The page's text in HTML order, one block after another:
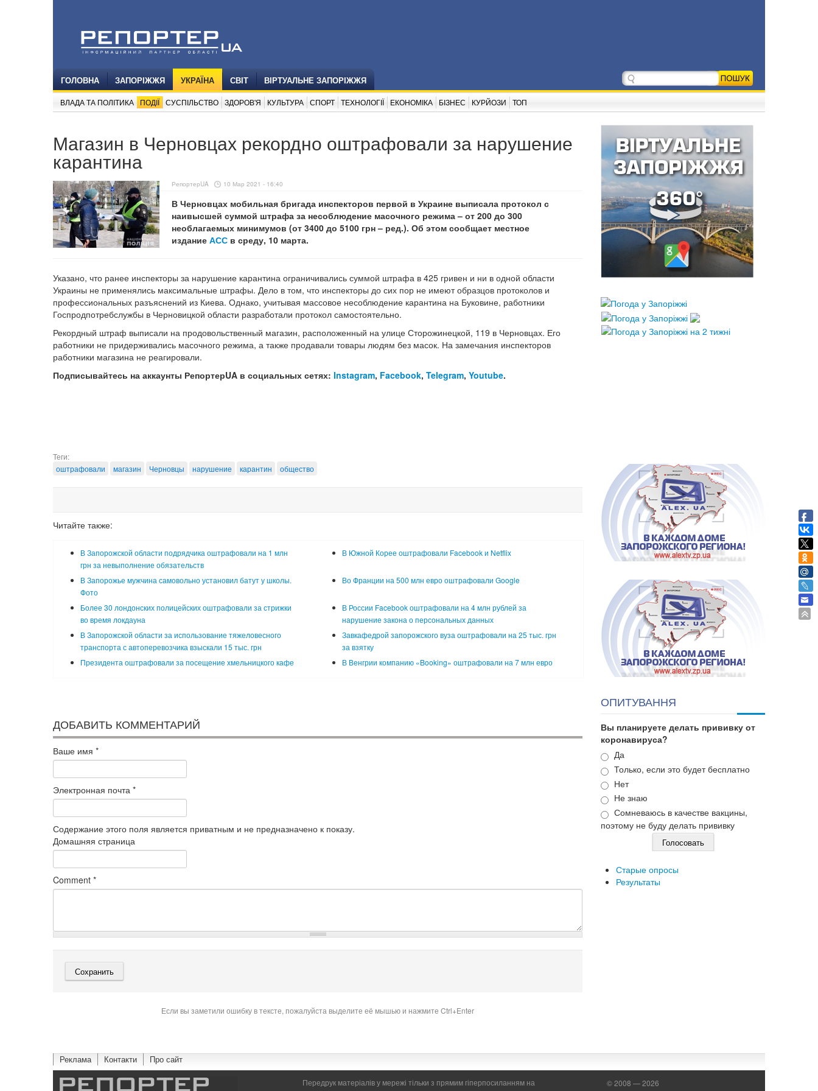
ГОЛОВНА ЗАПОРІЖЖЯ УКРАЇНА СВІТ ВІРТУАЛЬНЕ ЗАПОРІЖЖЯ
ВЛАДА ТА ПОЛІТИКА ПОДІЇ СУСПІЛЬСТВО ЗДОРОВ'Я КУЛЬТУРА СПОРТ ТЕХНОЛОГІЇ ЕКОНОМІКА БІЗНЕС КУРЙОЗИ ТОП
Магазин в Черновцах рекордно оштрафовали за нарушение
карантина
РепортерUA 10 Мар 2021 - 16:40
В Черновцах мобильная бригада инспекторов первой в Украине выписала протокол с
наивысшей суммой штрафа за несоблюдение масочного режима – от 200 до 300
необлагаемых минимумов (от 3400 до 5100 грн – ред.). Об этом сообщает местное
издание АСС в среду, 10 марта.
Указано, что ранее инспекторы за нарушение карантина ограничивались суммой штрафа в 425 гривен и ни в одной области
Украины не применялись максимальные штрафы. Дело в том, что инспекторы до сих пор не имеют образцов протоколов и
профессиональных разъяснений из Киева. Однако, учитывая массовое несоблюдение карантина на Буковине, работники
Госпродпотребслужбы в Черновицкой области разработали протокол самостоятельно.
Рекордный штраф выписали на продовольственный магазин, расположенный на улице Сторожинецкой, 119 в Черновцах. Его
работники не придерживались масочного режима, а также продавали товары людям без масок. На замечания инспекторов
работники магазина не реагировали.
Подписывайтесь на аккаунты РепортерUA в социальных сетях: Instagram, Facebook, Telegram, Youtube.
Теги:
оштрафовали
магазин Черновцы нарушение карантин общество
Читайте также:
В Запорожской области подрядчика оштрафовали на 1 млн
грн за невыполнение обязательств
В Южной Корее оштрафовали Facebook и Netflix
В Запорожье мужчина самовольно установил батут у школы.
Фото
Во Франции на 500 млн евро оштрафовали Google
Более 30 лондонских полицейских оштрафовали за стрижки
во время локдауна
В России Facebook оштрафовали на 4 млн рублей за
нарушение закона о персональных данных
В Запорожской области за использование тяжеловесного
транспорта с автоперевозчика взыскали 15 тыс. грн
Завкафедрой запорожского вуза оштрафовали на 25 тыс. грн
за взятку
Президента оштрафовали за посещение хмельницкого кафе
В Венгрии компанию «Booking» оштрафовали на 7 млн евро
ДОБАВИТЬ КОММЕНТАРИЙ
Ваше имя *
Электронная почта *
Содержание этого поля является приватным и не предназначено к показу.
Домашняя страница
Comment *
Если вы заметили ошибку в тексте, пожалуйста выделите её мышью и нажмите Ctrl+Enter
ОПИТУВАННЯ
Вы планируете делать прививку от
коронавируса?
Варианты
Да
Только, если это будет бесплатно
Нет
Не знаю
Сомневаюсь в качестве вакцины,
поэтому не буду делать прививку
Старые опросы
Результаты
Реклама Контакти Про сайт
Передрук матеріалів у мережі тільки з прямим гіперпосиланням на
© 2008 — 2026